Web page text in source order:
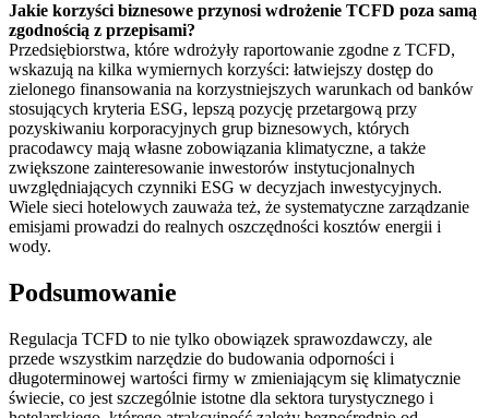
Jakie korzyści biznesowe przynosi wdrożenie TCFD poza samą
zgodnością z przepisami?
Przedsiębiorstwa, które wdrożyły raportowanie zgodne z TCFD,
wskazują na kilka wymiernych korzyści: łatwiejszy dostęp do
zielonego finansowania na korzystniejszych warunkach od banków
stosujących kryteria ESG, lepszą pozycję przetargową przy
pozyskiwaniu korporacyjnych grup biznesowych, których
pracodawcy mają własne zobowiązania klimatyczne, a także
zwiększone zainteresowanie inwestorów instytucjonalnych
uwzględniających czynniki ESG w decyzjach inwestycyjnych.
Wiele sieci hotelowych zauważa też, że systematyczne zarządzanie
emisjami prowadzi do realnych oszczędności kosztów energii i
wody.
Podsumowanie
Regulacja TCFD to nie tylko obowiązek sprawozdawczy, ale
przede wszystkim narzędzie do budowania odporności i
długoterminowej wartości firmy w zmieniającym się klimatycznie
świecie, co jest szczególnie istotne dla sektora turystycznego i